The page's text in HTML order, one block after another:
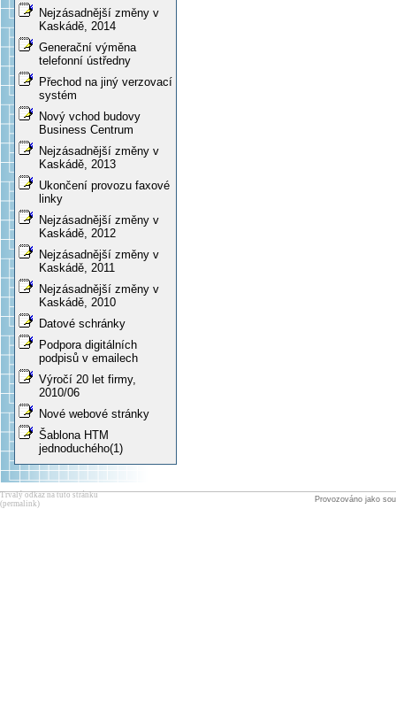
Nejzásadnější změny v
Kaskádě, 2014
Generační výměna
telefonní ústředny
Přechod na jiný verzovací
systém
Nový vchod budovy
Business Centrum
Nejzásadnější změny v
Kaskádě, 2013
Ukončení provozu faxové
linky
Nejzásadnější změny v
Kaskádě, 2012
Nejzásadnější změny v
Kaskádě, 2011
Nejzásadnější změny v
Kaskádě, 2010
Datové schránky
Podpora digitálních
podpisů v emailech
Výročí 20 let firmy,
2010/06
Nové webové stránky
Šablona HTM
jednoduchého(1)
Provozováno jako
Trvalý odkaz na tuto stránku
(permalink)